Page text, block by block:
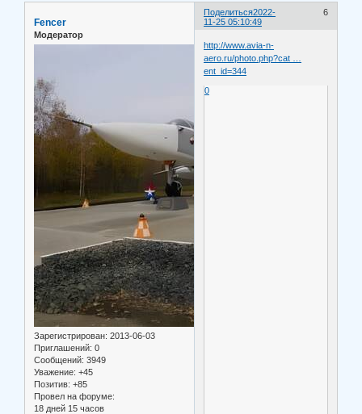
Поделиться 6
2022-
11-25 05:10:49
Fencer
Модератор
Зарегистрирован: 2013-06-03
Приглашений: 0
Сообщений: 3949
Уважение: +45
Позитив: +85
Провел на форуме:
18 дней 15 часов
http://www.avia-n-
aero.ru/photo.php?cat …
ent_id=344
0